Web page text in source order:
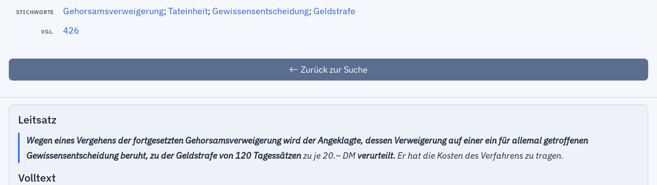
STICHWORTE Gehorsamsverweigerung;Tateinheit; Gewissensentscheidung; Geldstrafe
VGL. 426
Zurück zur Suche
Leitsatz
Wegen eines Vergehens der fortgesetzten Gehorsamsverweigerung wird der Angeklagte, dessen Verweigerung auf einer ein für allemal getroffenen
Gewissensentscheidung beruht, zu der Geldstrafe von 120 Tagessätzenzu je 20.– DM verurteilt. Er hat die Kosten des Verfahrens zu tragen.
Volltext